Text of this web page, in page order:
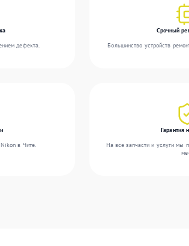
дефекта.
Срочный
Большинство устройств
в Чите.
Гарантия
На все запчасти и услуги мы